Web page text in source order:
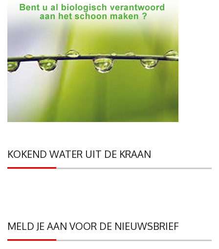
KOKEND WATER UIT DE KRAAN
MELD JE AAN VOOR DE NIEUWSBRIEF